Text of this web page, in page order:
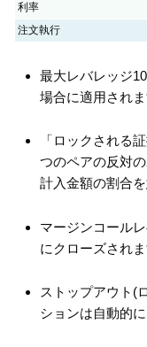
利率
注文執行
最大レバレッジ
場合に適用されま
「ロックされる
つのペアの反対
計入金額の割合を
マージンコール
にクローズされま
ストップアウト(
ションは自動的